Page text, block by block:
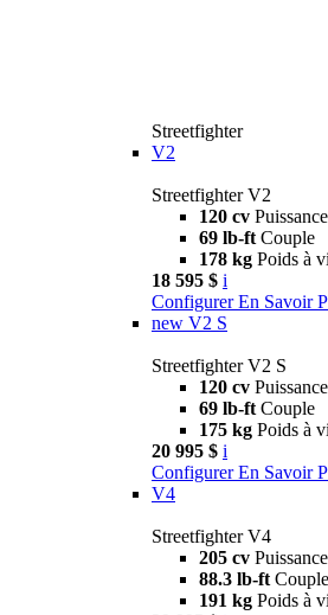
Streetfighter
V2
Streetfighter V2
120 cv Puissance
69 lb-ft Couple
178 kg Poids à
18 595 $ i
Configurer En Savoir
new V2 S
Streetfighter V2 S
120 cv Puissance
69 lb-ft Couple
175 kg Poids à
20 995 $ i
Configurer En Savoir
V4
Streetfighter V4
205 cv Puissance
88.3 lb-ft Couple
191 kg Poids à